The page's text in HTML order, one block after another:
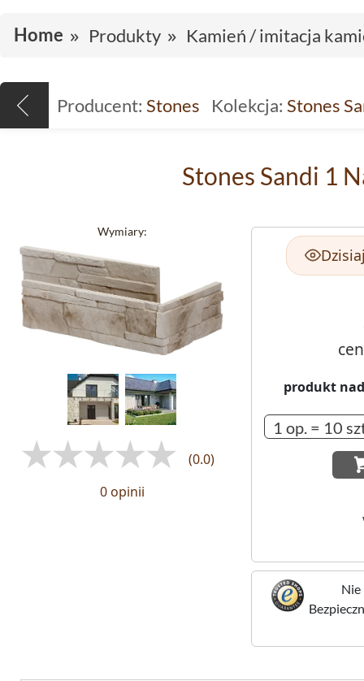
Home Produkty Kamień / imitacja
Producent: Stones Kolekcja: Stones
Stones Sandi 1
Wymiary:
(0.0)
0 opinii
produkt
Nie